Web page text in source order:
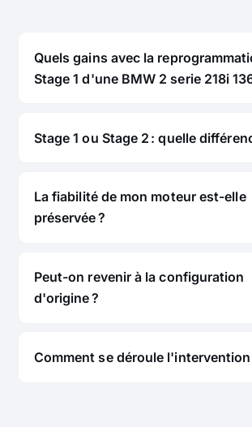
Quels gains avec la
Stage 1 d'une BMW 2 serie 218i
Stage 1 ou Stage 2 : quelle
La fiabilité de mon moteur est-elle
préservée ?
Peut-on revenir à la configuration
d'origine ?
Comment se déroule l'intervention